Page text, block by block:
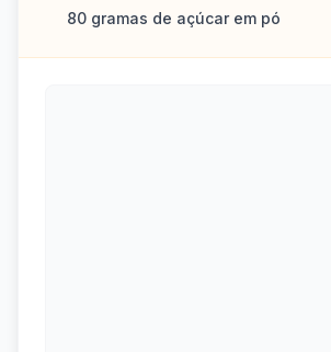
80 gramas de açúcar em pó